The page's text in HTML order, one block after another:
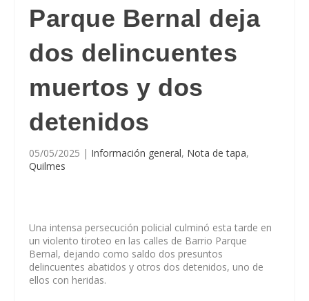
Parque Bernal deja
dos delincuentes
muertos y dos
detenidos
05/05/2025 | Información general, Nota de tapa,
Quilmes
Una intensa persecución policial culminó esta tarde en
un violento tiroteo en las calles de Barrio Parque
Bernal, dejando como saldo dos presuntos
delincuentes abatidos y otros dos detenidos, uno de
ellos con heridas.